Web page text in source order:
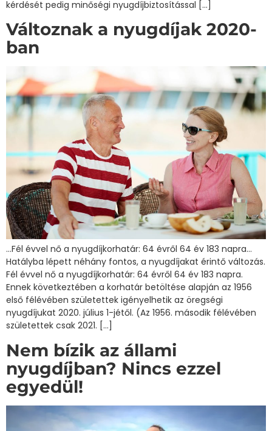
kérdését pedig minőségi nyugdíjbiztosítással […]
Változnak a nyugdíjak 2020-
ban
…Fél évvel nő a nyugdíjkorhatár: 64 évről 64 év 183 napra…
Hatályba lépett néhány fontos, a nyugdíjakat érintő változás.
Fél évvel nő a nyugdíjkorhatár: 64 évről 64 év 183 napra.
Ennek következtében a korhatár betöltése alapján az 1956
első félévében születettek igényelhetik az öregségi
nyugdíjukat 2020. július 1-jétől. (Az 1956. második félévében
születettek csak 2021. […]
Nem bízik az állami
nyugdíjban? Nincs ezzel
egyedül!